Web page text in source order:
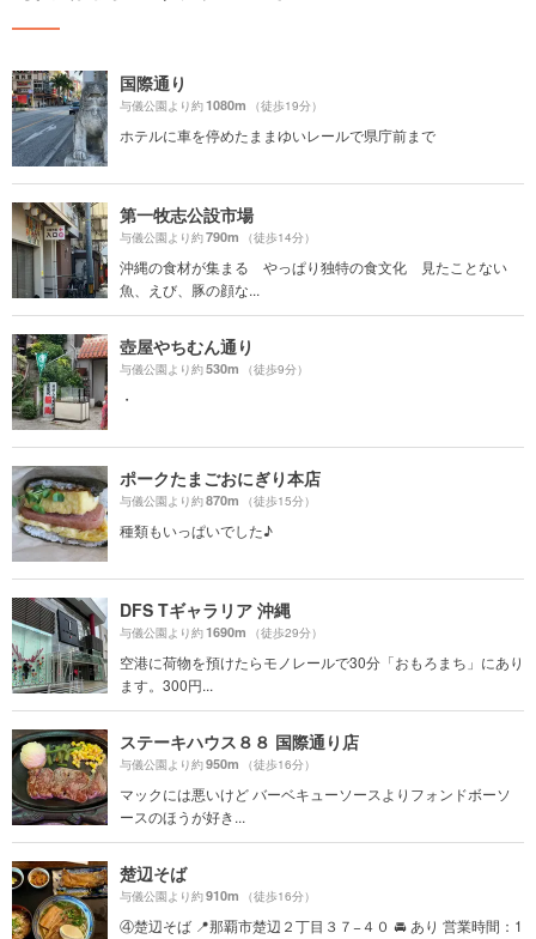
国際通り
与儀公園より約1080m （徒歩19分）
ホテルに車を停めたままゆいレールで県庁前まで
第一牧志公設市場
与儀公園より約790m （徒歩14分）
沖縄の食材が集まる やっぱり独特の食文化 見たことない
魚、えび、豚の顔な...
壺屋やちむん通り
与儀公園より約530m （徒歩9分）
・
ポークたまごおにぎり本店
与儀公園より約870m （徒歩15分）
種類もいっぱいでした♪
DFS Tギャラリア 沖縄
与儀公園より約1690m （徒歩29分）
空港に荷物を預けたらモノレールで30分「おもろまち」にあり
ます。300円...
ステーキハウス８８ 国際通り店
与儀公園より約950m （徒歩16分）
マックには悪いけど バーベキューソースよりフォンドボーソ
ースのほうが好き...
楚辺そば
与儀公園より約910m （徒歩16分）
④楚辺そば 📍那覇市楚辺２丁目３７−４０ 🚘 あり 営業時間：1